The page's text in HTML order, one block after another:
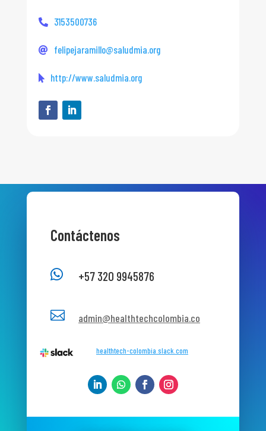
3153500736
felipejaramillo@saludmia.org
http://www.saludmia.org
Contáctenos
 +57 320 9945876
 admin@healthtechcolombia.co
healthtech-colombia.slack.com